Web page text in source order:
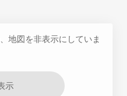
地図を非表示にしていま
示